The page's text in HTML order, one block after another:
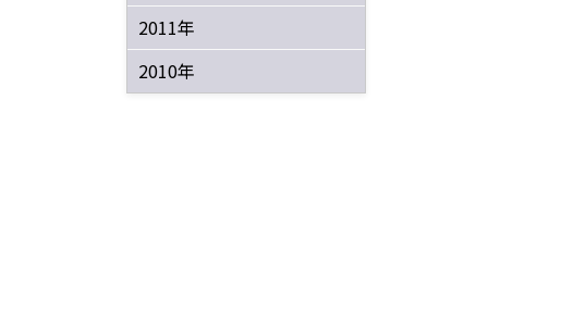
2011年
2010年